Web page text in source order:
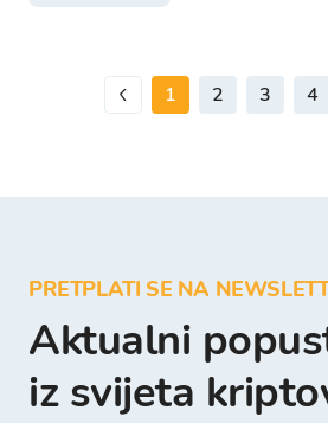
1 2 3 4
PRETPLATI SE NA
Aktualni
iz svijeta